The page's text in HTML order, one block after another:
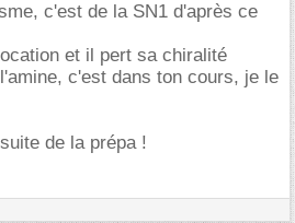
c'est de la SN1 d'après ce
et il pert sa chiralité
c'est dans ton cours, je le
de la prépa !